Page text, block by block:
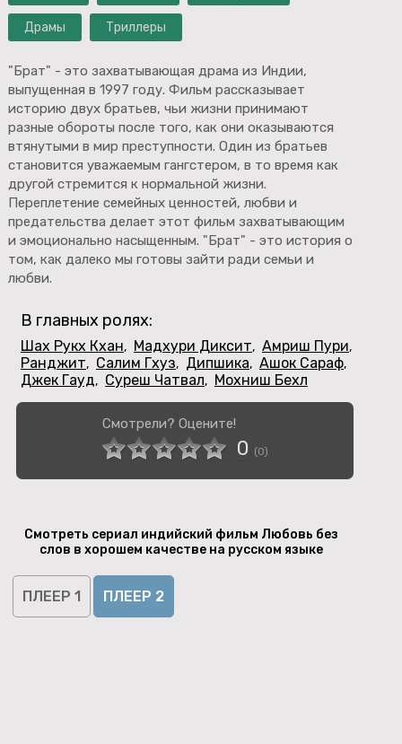
Драмы Триллеры
"Брат" - это захватывающая драма из Индии,
выпущенная в 1997 году. Фильм рассказывает
историю двух братьев, чьи жизни принимают
разные обороты после того, как они оказываются
втянутыми в мир преступности. Один из братьев
становится уважаемым гангстером, в то время как
другой стремится к нормальной жизни.
Переплетение семейных ценностей, любви и
предательства делает этот фильм захватывающим
и эмоционально насыщенным. "Брат" - это история о
том, как далеко мы готовы зайти ради семьи и
любви.
В главных ролях:
Шах Рукх Кхан, Мадхури Диксит, Амриш Пури,
Ранджит, Салим Гхуз, Дипшика, Ашок Сараф,
Джек Гауд, Суреш Чатвал, Мохниш Бехл
Смотрели? Оцените!
0 (0)
Смотреть сериал индийский фильм Любовь без
слов в хорошем качестве на русском языке
ПЛЕЕР 1 ПЛЕЕР 2